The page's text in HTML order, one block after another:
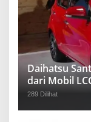
Daihatsu
dari Mobil
289 Dilihat